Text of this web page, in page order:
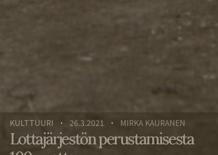
KULTTUURI • 26.3.2021 • MIRKA KAURANEN
Lottajärjestön perustamisesta